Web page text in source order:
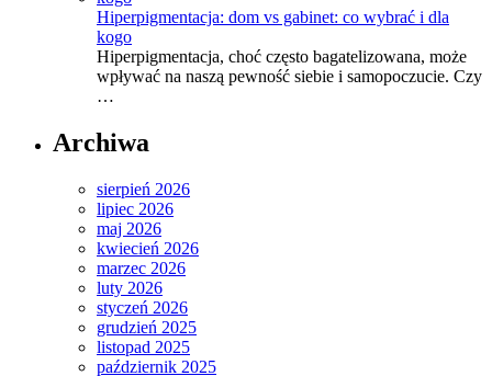
Hiperpigmentacja: dom vs gabinet: co wybrać i dla
kogo
Hiperpigmentacja, choć często bagatelizowana, może
wpływać na naszą pewność siebie i samopoczucie. Czy
…
Archiwa
sierpień 2026
lipiec 2026
maj 2026
kwiecień 2026
marzec 2026
luty 2026
styczeń 2026
grudzień 2025
listopad 2025
październik 2025